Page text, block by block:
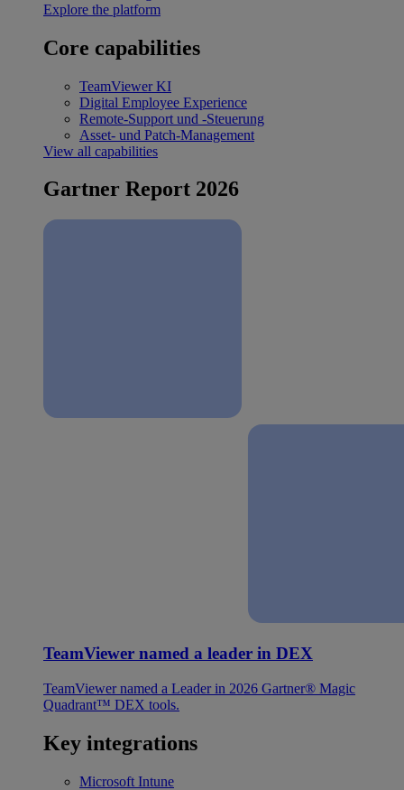
Explore the platform
Core capabilities
TeamViewer KI
Digital Employee Experience
Remote-Support und -Steuerung
Asset- und Patch-Management
View all capabilities
Gartner Report 2026
TeamViewer named a leader in DEX
TeamViewer named a Leader in 2026 Gartner® Magic
Quadrant™ DEX tools.
Key integrations
Microsoft Intune